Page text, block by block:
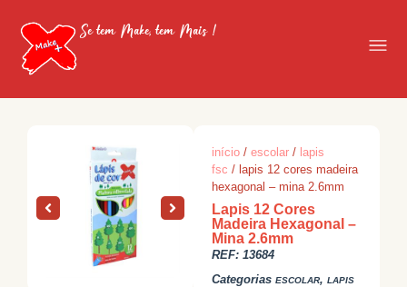
Se tem Make, tem Mais !
início /escolar / lapis
fsc / lapis 12 cores madeira
hexagonal – mina 2.6mm
Lapis 12 Cores
Madeira Hexagonal –
Mina 2.6mm
REF:13684
Categorias ESCOLAR,LAPIS